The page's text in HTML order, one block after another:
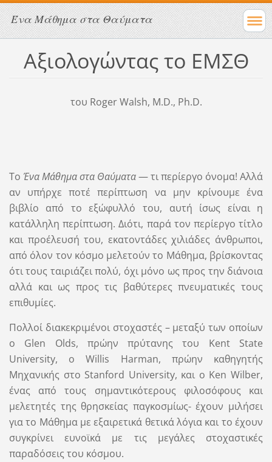
Ένα Μάθημα στα Θαύματα
Αξιολογώντας το ΕΜΣΘ
του Roger Walsh, M.D., Ph.D.
Το Ένα Μάθημα στα Θαύματα— τι περίεργο όνομα! Αλλά
αν υπήρχε ποτέ περίπτωση να μην κρίνουμε ένα
βιβλίο από το εξώφυλλό του, αυτή ίσως είναι η
κατάλληλη περίπτωση. Διότι, παρά τον περίεργο τίτλο
και προέλευσή του, εκατοντάδες χιλιάδες άνθρωποι,
από όλον τον κόσμο μελετούν το Μάθημα, βρίσκοντας
ότι τους ταιριάζει πολύ, όχι μόνο ως προς την διάνοια
αλλά και ως προς τις βαθύτερες πνευματικές τους
επιθυμίες.
Πολλοί διακεκριμένοι στοχαστές – μεταξύ των οποίων
ο Glen Olds, πρώην πρύτανης του Kent State
University, o Willis Harman, πρώην καθηγητής
Μηχανικής στο Stanford University, και ο Ken Wilber,
ένας από τους σημαντικότερους φιλοσόφους και
μελετητές της θρησκείας παγκοσμίως- έχουν μιλήσει
για το Μάθημα με εξαιρετικά θετικά λόγια και το έχουν
συγκρίνει ευνοϊκά με τις μεγάλες στοχαστικές
παραδόσεις του κόσμου.